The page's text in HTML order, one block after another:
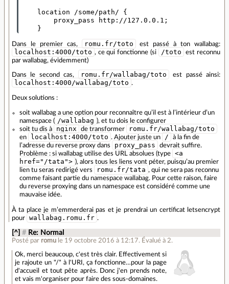
    location /some/path/ {
        proxy_pass http://127.0.0.1;
Dans le premier cas, romu.fr/toto est passé à ton wallabag:
localhost:4000/toto , ce qui fonctionne (si /toto
est reconnu
par wallabag, évidemment)
Dans le second cas, romu.fr/wallabag/toto est passé ainsi:
localhost:4000/wallabag/toto .
Deux solutions :
soit wallabag a une option pour reconnaître qu’il est à l’intérieur d’un
namespace ( /wallabag ), et tu dois le configurer
soit tu dis à
nginx de transformer romu.fr/wallabag/toto
en localhost:4000/toto . Ajouter juste un /
à la fin de
l’adresse du reverse proxy dans
proxy_pass
devrait suffire.
Problème : si wallabag utilise des URL absolues (type
<a
href="/tata"> ), alors tous les liens vont péter, puisqu’au premier
lien tu seras redirigé vers
romu.fr/tata , qui ne sera pas reconnu
comme faisant partie du namespace wallabag. Pour cette raison, faire
du reverse proxying dans un namespace est considéré comme une
mauvaise idée.
À ta place je m’emmerderai pas et je prendrai un certificat letsencrypt
pour
wallabag.romu.fr .
[^] # Re: Normal
Posté par romu le 19 octobre 2016 à 12:17. Évalué à 2.
Ok, merci beaucoup, c'est très clair. Effectivement si
je rajoute un "/" à l'URI, ça fonctionne…pour la page
d'accueil et tout pête après. Donc j'en prends note,
et vais m'organiser pour faire des sous-domaines.